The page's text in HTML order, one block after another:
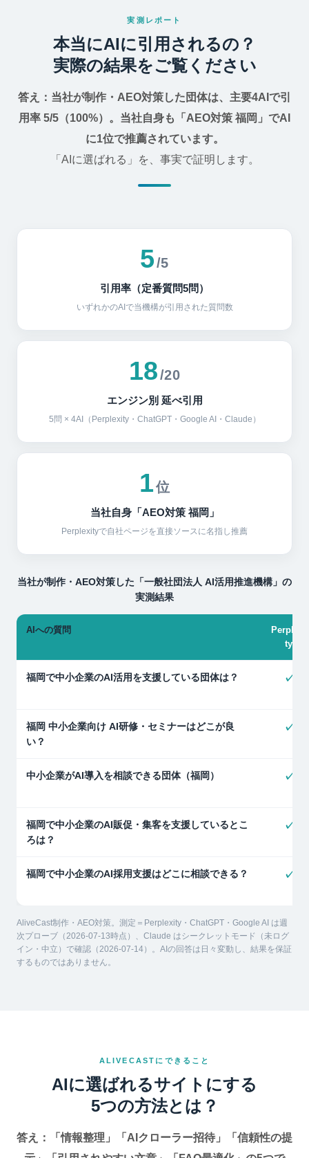
実測レポート
本当にAIに引用されるの？
実際の結果をご覧ください
答え：当社が制作・AEO対策した団体は、主要4AIで引
用率 5/5（100%）。当社自身も「AEO対策 福岡」でAI
に1位で推薦されています。
「AIに選ばれる」を、事実で証明します。
5/5
引用率（定番質問5問）
いずれかのAIで当機構が引用された質問数
18/20
エンジン別 延べ引用
5問 × 4AI（Perplexity・ChatGPT・Google AI・Claude）
1位
当社自身「AEO対策 福岡」
Perplexityで自社ページを直接ソースに名指し推薦
当社が制作・AEO対策した「一般社団法人 AI活用推進機構」の
実測結果
AIへの質問
Perplexi
ty
福岡で中小企業のAI活用を支援している団体は？ ✓
福岡 中小企業向け AI研修・セミナーはどこが良
い？
✓
中小企業がAI導入を相談できる団体（福岡） ✓
福岡で中小企業のAI販促・集客を支援しているとこ
ろは？
✓
福岡で中小企業のAI採用支援はどこに相談できる？ ✓
AliveCast制作・AEO対策。測定＝Perplexity・ChatGPT・Google AI は週
次プローブ（2026-07-13時点）、Claude はシークレットモード（未ログ
イン・中立）で確認（2026-07-14）。AIの回答は日々変動し、結果を保証
するものではありません。
ALIVECASTにできること
AIに選ばれるサイトにする
5つの方法とは？
答え：「情報整理」「AIクローラー招待」「信頼性の提